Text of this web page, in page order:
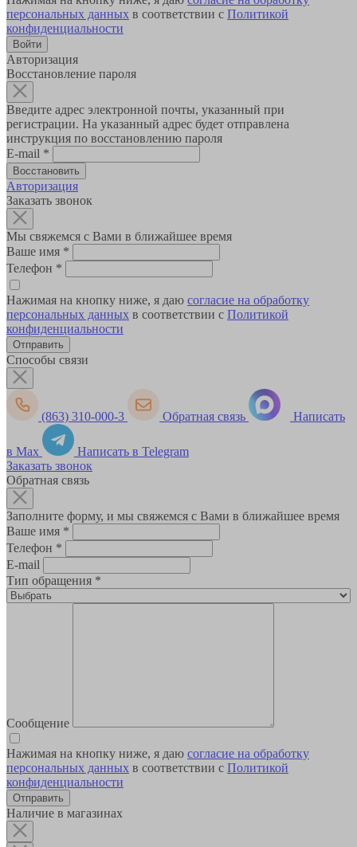
персональных данных в соответствии с Политикой
конфиденциальности
Авторизация
Восстановление пароля
Введите адрес электронной почты, указанный при
регистрации. На указанный адрес будет отправлена
инструкция по восстановлению пароля
E-mail *
Авторизация
Заказать звонок
Мы свяжемся с Вами в ближайшее время
Ваше имя *
Телефон *
Нажимая на кнопку ниже, я даю согласие на обработку
персональных данных в соответствии с Политикой
конфиденциальности
Способы связи
(863) 310-000-3 Обратная связь Написать
в Max
Написать в Telegram
Заказать звонок
Обратная связь
Заполните форму, и мы свяжемся с Вами в ближайшее время
Ваше имя *
Телефон *
E-mail
Тип обращения *
Сообщение
Нажимая на кнопку ниже, я даю согласие на обработку
персональных данных в соответствии с Политикой
конфиденциальности
Наличие в магазинах